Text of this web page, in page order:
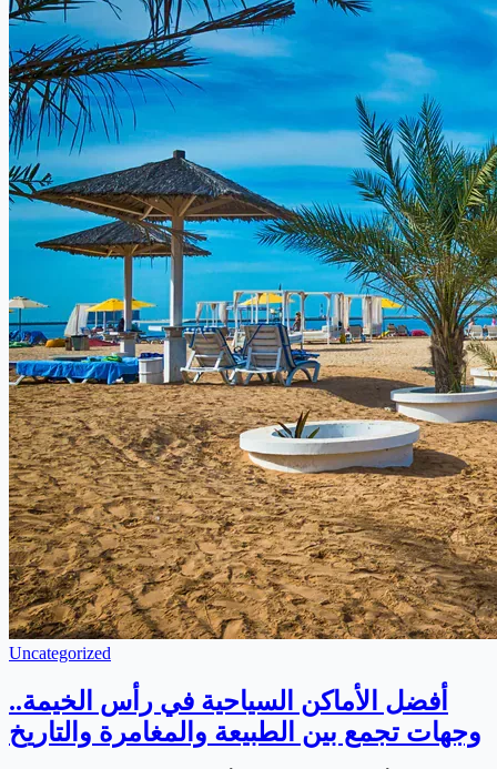
Uncategorized
أفضل الأماكن السياحية في رأس الخيمة..
وجهات تجمع بين الطبيعة والمغامرة والتاريخ